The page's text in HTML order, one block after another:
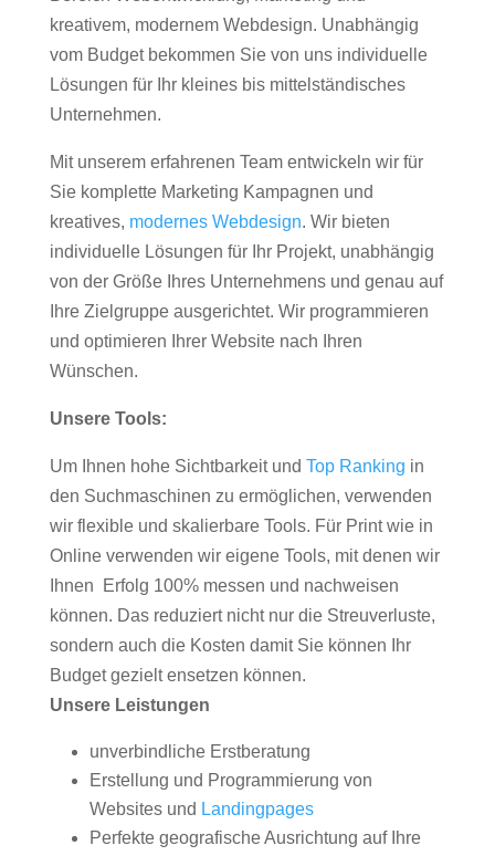
kreativem, modernem Webdesign. Unabhängig
vom Budget bekommen Sie von uns individuelle
Lösungen für Ihr kleines bis mittelständisches
Unternehmen.
Mit unserem erfahrenen Team entwickeln wir für
Sie komplette Marketing Kampagnen und
kreatives, modernes Webdesign. Wir bieten
individuelle Lösungen für Ihr Projekt, unabhängig
von der Größe Ihres Unternehmens und genau auf
Ihre Zielgruppe ausgerichtet. Wir programmieren
und optimieren Ihrer Website nach Ihren
Wünschen.
Unsere Tools:
Um Ihnen hohe Sichtbarkeit und Top Ranking in
den Suchmaschinen zu ermöglichen, verwenden
wir flexible und skalierbare Tools. Für Print wie in
Online verwenden wir eigene Tools, mit denen wir
Ihnen Erfolg 100% messen und nachweisen
können. Das reduziert nicht nur die Streuverluste,
sondern auch die Kosten damit Sie können Ihr
Budget gezielt ensetzen können.
Unsere Leistungen
unverbindliche Erstberatung
Erstellung und Programmierung von
Websites und Landingpages
Perfekte geografische Ausrichtung auf Ihre